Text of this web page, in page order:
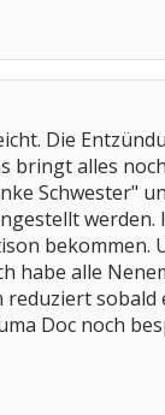
Die
bringt alles
Schwester"
habe alle
Doc noch